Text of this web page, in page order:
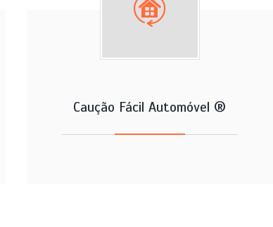
Caução Fácil Automóvel ®